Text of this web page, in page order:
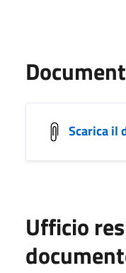
Scarica il
Ufficio